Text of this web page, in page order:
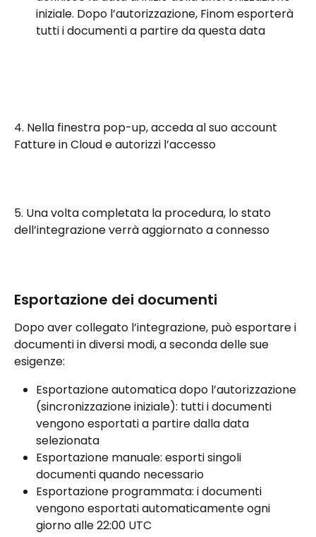
iniziale. Dopo l’autorizzazione, Finom esporterà
tutti i documenti a partire da questa data
4. Nella finestra pop-up, acceda al suo account
Fatture in Cloud e autorizzi l’accesso
5. Una volta completata la procedura, lo stato
dell’integrazione verrà aggiornato a connesso
Esportazione dei documenti
Dopo aver collegato l’integrazione, può esportare i
documenti in diversi modi, a seconda delle sue
esigenze:
Esportazione automatica dopo l’autorizzazione
(sincronizzazione iniziale): tutti i documenti
vengono esportati a partire dalla data
selezionata
Esportazione manuale: esporti singoli
documenti quando necessario
Esportazione programmata: i documenti
vengono esportati automaticamente ogni
giorno alle 22:00 UTC